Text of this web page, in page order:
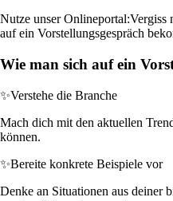
Nutze unser Onlineportal:Vergiss
auf ein Vorstellungsgespräch
Wie man sich auf ein
✨Verstehe die Branche
Mach dich mit den aktuellen
können.
✨Bereite konkrete Beispiele vor
Denke an Situationen aus deiner